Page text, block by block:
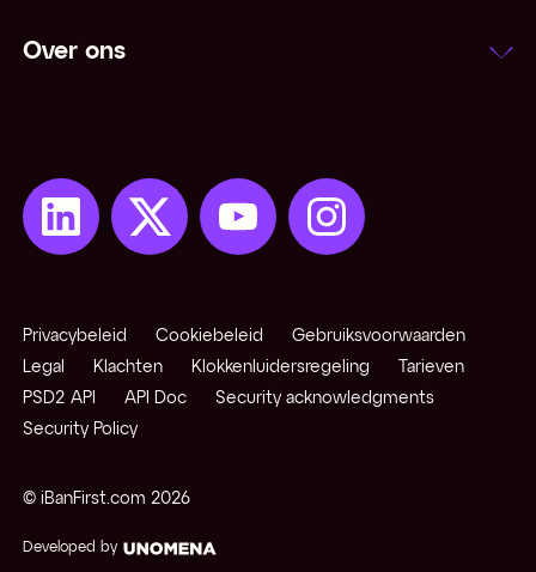
Notering
Open positie
Opkomende / exotische valuta
Over ons
© iBanFirst.com 2026
Developed by
Privacybeleid Cookiebeleid
Gebruiksvoorwaarden
Legal
Klachten Klokkenluidersregeling
Tarieven
PSD2 API
API Doc
Security acknowledgments
Security Policy